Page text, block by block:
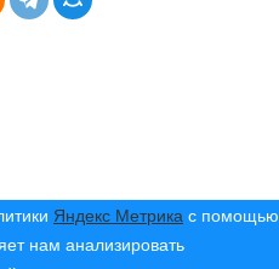
Яндекс Метрика с помощью
нам анализировать